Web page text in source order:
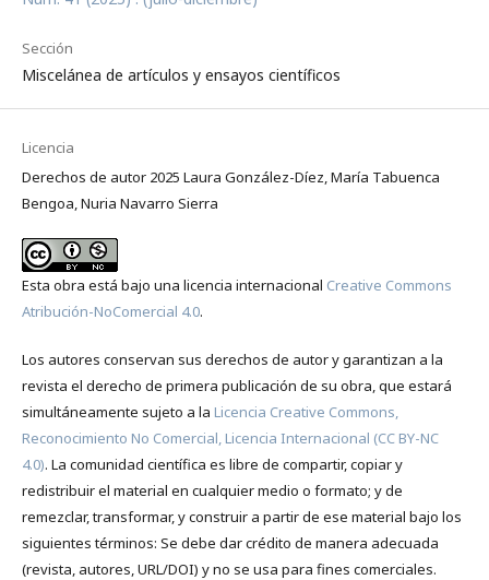
Sección
Miscelánea de artículos y ensayos científicos
Licencia
Derechos de autor 2025 Laura González-Díez, María Tabuenca
Bengoa, Nuria Navarro Sierra
Esta obra está bajo una licencia internacional Creative Commons
Atribución-NoComercial 4.0.
Los autores conservan sus derechos de autor y garantizan a la
revista el derecho de primera publicación de su obra, que estará
simultáneamente sujeto a la Licencia Creative Commons,
Reconocimiento No Comercial, Licencia Internacional (CC BY-NC
4.0). La comunidad científica es libre de compartir, copiar y
redistribuir el material en cualquier medio o formato; y de
remezclar, transformar, y construir a partir de ese material bajo los
siguientes términos: Se debe dar crédito de manera adecuada
(revista, autores, URL/DOI) y no se usa para fines comerciales.